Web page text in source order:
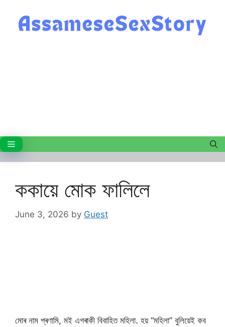
content
Menu
ককায়ে মোক ফালিলে
June 3, 2026 by Guest
মোৰ নাম প্ৰণামি, মই এগৰাকী বিবাহিত মহিলা. হয় “মহিলা” বুলিয়েই কব